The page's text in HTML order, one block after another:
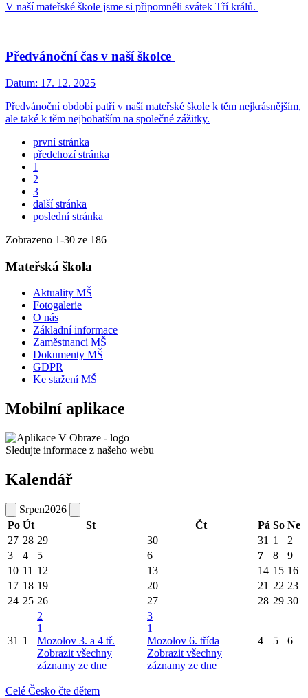
V naší mateřské škole jsme si připomněli svátek Tří králů.
Předvánoční čas v naší školce
Datum: 17. 12. 2025
Předvánoční období patří v naší mateřské škole k těm nejkrásnějším,
ale také k těm nejbohatším na společné zážitky.
první stránka
předchozí stránka
1
2
3
další stránka
poslední stránka
Zobrazeno 1-30 ze 186
Mateřská škola
Aktuality MŠ
Fotogalerie
O nás
Základní informace
Zaměstnanci MŠ
Dokumenty MŠ
GDPR
Ke stažení MŠ
Mobilní aplikace
Sledujte informace z našeho webu
Kalendář
Srpen2026
Po Út St Čt Pá So Ne
27 28 29 30 31 1
2
3
4 5 6 7 8
9
10 11 12 13 14 15 16
17 18 19 20 21 22 23
24 25 26 27 28 29 30
31 1
2
1
Mozolov 3. a 4 tř.
Zobrazit všechny
záznamy ze dne
3
1
Mozolov 6. třída
Zobrazit všechny
záznamy ze dne
4 5 6
Celé Česko čte dětem